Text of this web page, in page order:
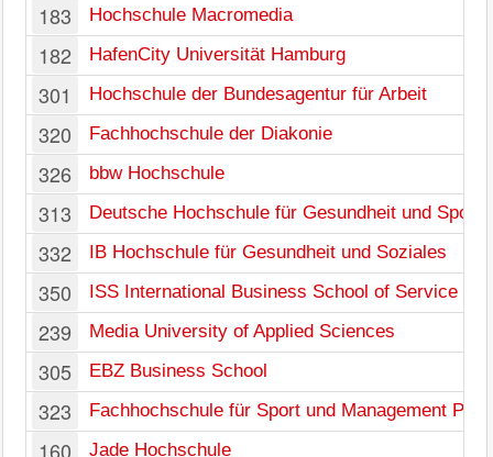
183 Hochschule Macromedia
182 HafenCity Universität Hamburg
301 Hochschule der Bundesagentur für Arbeit
320 Fachhochschule der Diakonie
326 bbw Hochschule
313 Deutsche Hochschule für Gesundheit und Sport
332 IB Hochschule für Gesundheit und Soziales
350 ISS International Business School of Service
239 Media University of Applied Sciences
305 EBZ Business School
323 Fachhochschule für Sport und Management
160 Jade Hochschule